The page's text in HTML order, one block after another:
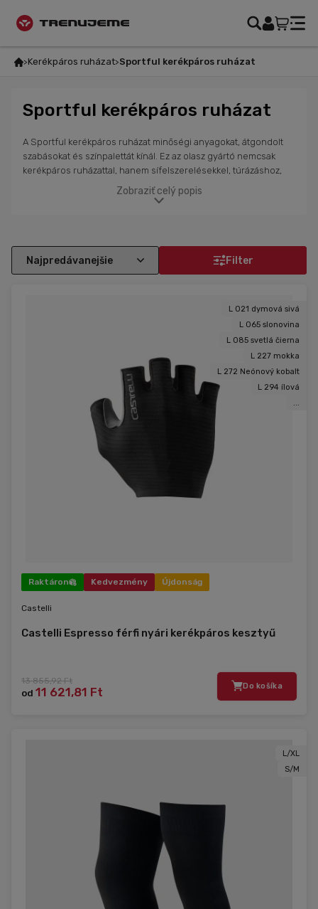
Kerékpáros ruházat Sportful kerékpáros ruházat
Sportful kerékpáros ruházat
A Sportful kerékpáros ruházat minőségi anyagokat, átgondolt
szabásokat és színpalettát kínál. Ez az olasz gyártó nemcsak
kerékpáros ruházattal, hanem sífelszerelésekkel, túrázáshoz,
futáshoz, sífutáshoz és outdoor tevékenységekhez is ismert.
Nálunk minden évszakra találsz ruházatot férfiaknak, hölgyeknek
télre egyaránt. Kínálatunkban megtalálható futók és síalpinisták
Zobraziť celý popis
Filter
L 021 dymová sivá
L 065 slonovina
L 085 svetlá čierna
L 227 mokka
L 272 Neónový kobalt
L 294 ílová
...
Raktáron Kedvezmény Újdonság
Castelli
Castelli Espresso férfi nyári kerékpáros kesztyű
13 855,92 Ft
od 11 621,81 Ft Do košíka
L/XL
S/M